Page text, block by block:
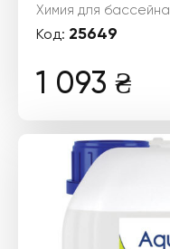
Химия для бассейна
Код: 25649
1 093 ₴